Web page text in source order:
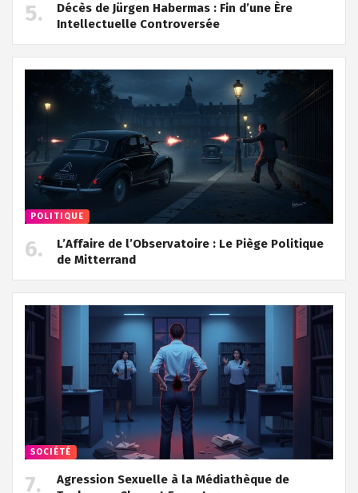
Décès de Jürgen Habermas : Fin d’une Ère
Intellectuelle Controversée
POLITIQUE
L’Affaire de l’Observatoire : Le Piège Politique
de Mitterrand
SOCIÉTÉ
Agression Sexuelle à la Médiathèque de